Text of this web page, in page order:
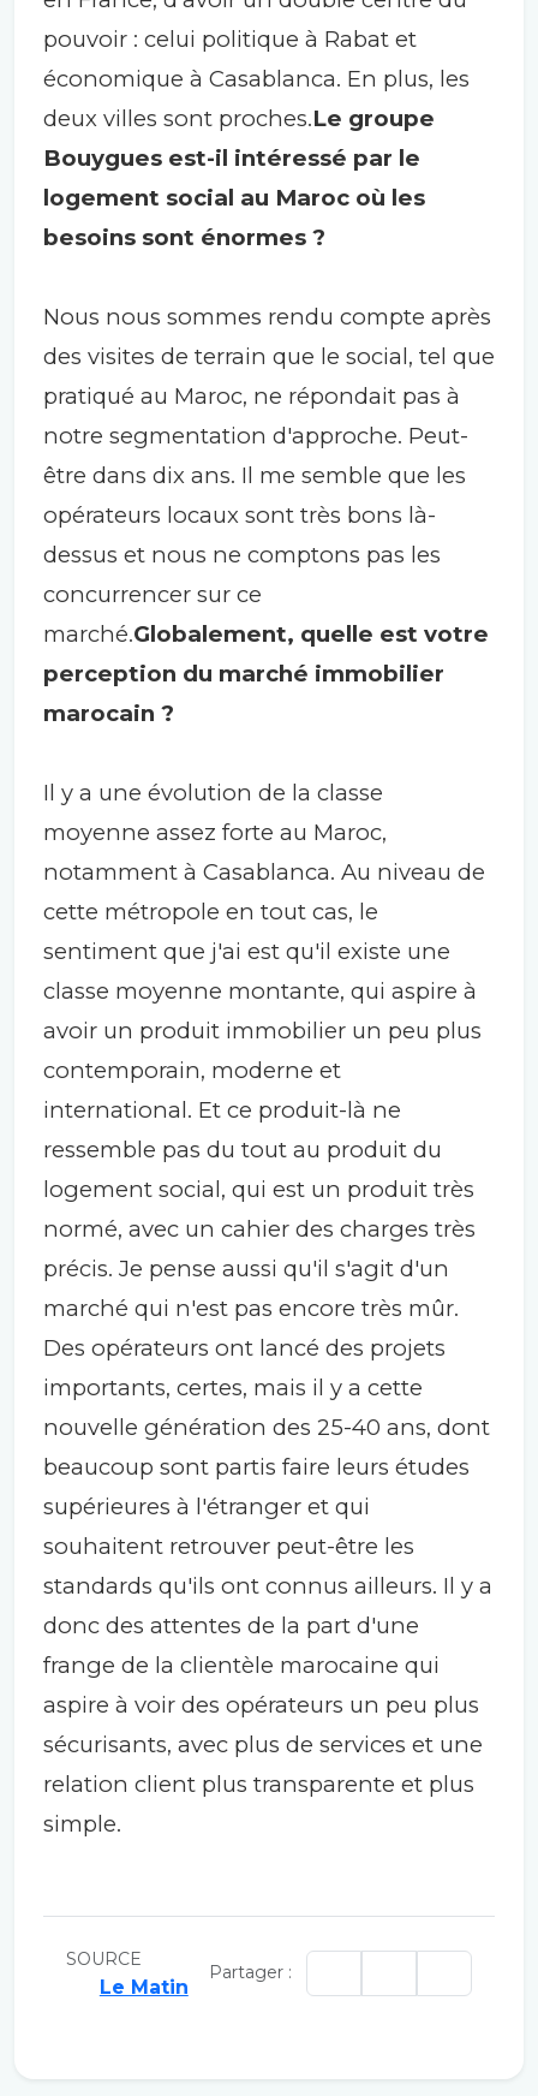
pouvoir : celui politique à Rabat et
économique à Casablanca. En plus, les
deux villes sont proches.Le groupe
Bouygues est-il intéressé par le
logement social au Maroc où les
besoins sont énormes ?
Nous nous sommes rendu compte après
des visites de terrain que le social, tel que
pratiqué au Maroc, ne répondait pas à
notre segmentation d'approche. Peut-
être dans dix ans. Il me semble que les
opérateurs locaux sont très bons là-
dessus et nous ne comptons pas les
concurrencer sur ce
marché.Globalement, quelle est votre
perception du marché immobilier
marocain ?
Il y a une évolution de la classe
moyenne assez forte au Maroc,
notamment à Casablanca. Au niveau de
cette métropole en tout cas, le
sentiment que j'ai est qu'il existe une
classe moyenne montante, qui aspire à
avoir un produit immobilier un peu plus
contemporain, moderne et
international. Et ce produit-là ne
ressemble pas du tout au produit du
logement social, qui est un produit très
normé, avec un cahier des charges très
précis. Je pense aussi qu'il s'agit d'un
marché qui n'est pas encore très mûr.
Des opérateurs ont lancé des projets
importants, certes, mais il y a cette
nouvelle génération des 25-40 ans, dont
beaucoup sont partis faire leurs études
supérieures à l'étranger et qui
souhaitent retrouver peut-être les
standards qu'ils ont connus ailleurs. Il y a
donc des attentes de la part d'une
frange de la clientèle marocaine qui
aspire à voir des opérateurs un peu plus
sécurisants, avec plus de services et une
relation client plus transparente et plus
simple.
SOURCE
Le Matin
Partager :